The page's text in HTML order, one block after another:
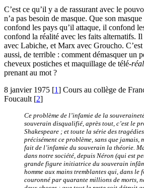
C’est ce qu’il y a de rassurant avec le
n’a pas besoin de masque. Que son
confond les pays qu’il attaque, il confond
confond la réalité avec les faits alternatifs.
avec Labiche, et Marx avec Groucho.
aussi, de terrible : comment démasquer un
cheveux postiches et maquillage de télé-
prenant au mot ?
8 janvier 1975 [1] Cours au collège de
Foucault [2]
Ce problème de l’infamie de la
souverain disqualifié, après tout, c’est le
Shakespeare ; et toute la série des
précisément ce problème, sans que jamais,
fait de l’infamie du souverain la théorie.
dans notre société, depuis Néron (qui est
grande figure initiatrice du souverain
homme aux mains tremblantes qui, dans le
couronné par quarante millions de morts,